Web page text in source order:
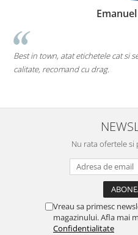
buna
pe toate....chiar si
Mi-as dori sa
Nu rata ofertele
Vreau sa primesc
magazinului. Afla mai
Confidentialitate